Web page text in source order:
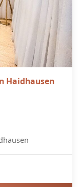
Haidhausen